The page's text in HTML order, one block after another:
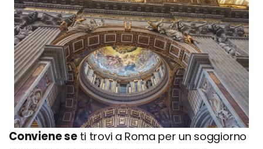
Conviene seti trovi a Roma per un soggiorno